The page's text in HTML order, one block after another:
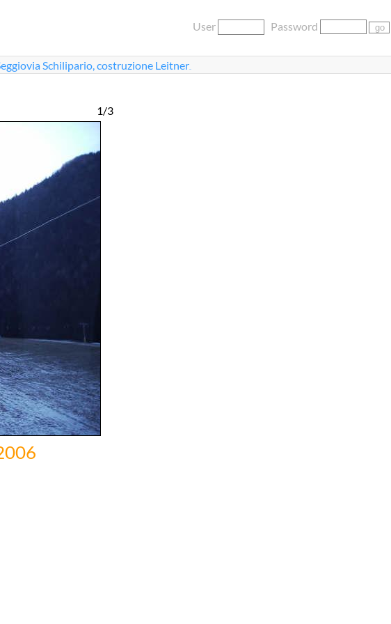
User Password
Schilipario, costruzione Leitner
1/3